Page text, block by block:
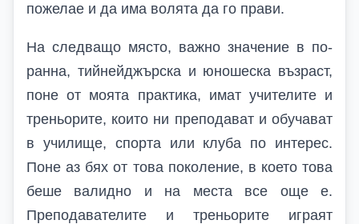
пожелае и да има волята да го прави.
На следващо място, важно значение в по-
ранна, тийнейджърска и юношеска възраст,
поне от моята практика, имат учителите и
треньорите, които ни преподават и обучават
в училище, спорта или клуба по интерес.
Поне аз бях от това поколение, в което това
беше валидно и на места все още е.
Преподавателите и треньорите играят